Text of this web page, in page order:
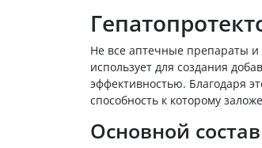
Не все аптечные препараты
использует для создания
эффективностью. Благодаря
способность к которому
Основной